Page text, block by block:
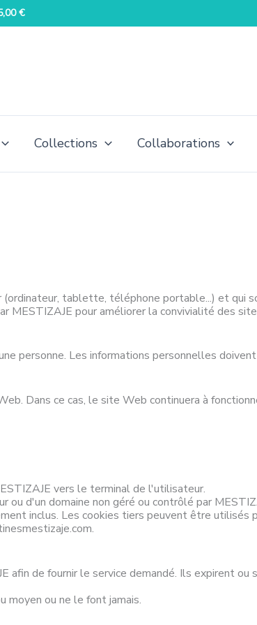
Collections Collaborations
tablette, téléphone portable...) et qui
MESTIZAJE pour améliorer la convivialité des
personne. Les informations personnelles
Dans ce cas, le site Web continuera à
vers le terminal de l'utilisateur.
d'un domaine non géré ou contrôlé par
inclus. Les cookies tiers peuvent être utilisés
de fournir le service demandé. Ils expirent ou
moyen ou ne le font jamais.
€